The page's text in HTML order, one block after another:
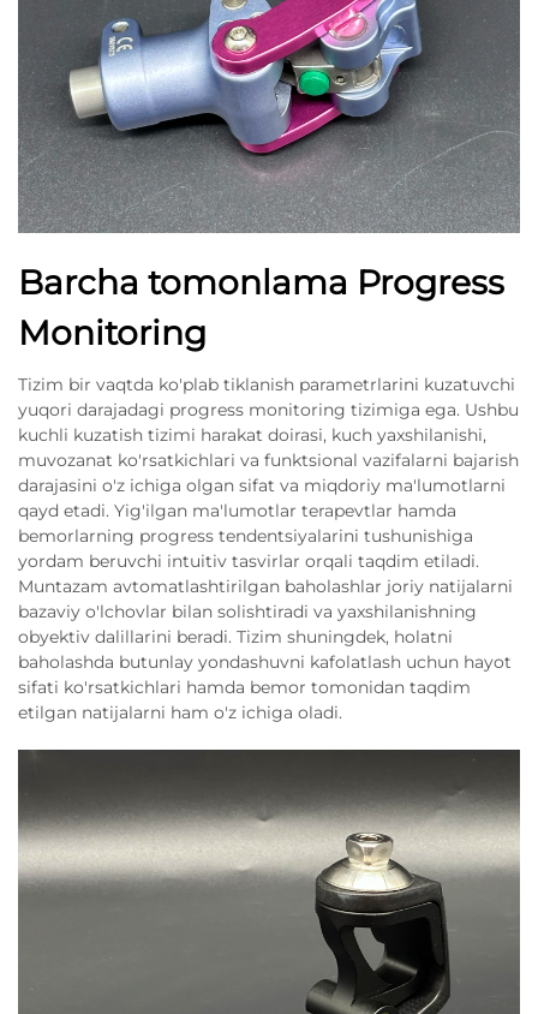
Barcha tomonlama Progress
Monitoring
Tizim bir vaqtda ko'plab tiklanish parametrlarini kuzatuvchi
yuqori darajadagi progress monitoring tizimiga ega. Ushbu
kuchli kuzatish tizimi harakat doirasi, kuch yaxshilanishi,
muvozanat ko'rsatkichlari va funktsional vazifalarni bajarish
darajasini o'z ichiga olgan sifat va miqdoriy ma'lumotlarni
qayd etadi. Yig'ilgan ma'lumotlar terapevtlar hamda
bemorlarning progress tendentsiyalarini tushunishiga
yordam beruvchi intuitiv tasvirlar orqali taqdim etiladi.
Muntazam avtomatlashtirilgan baholashlar joriy natijalarni
bazaviy o'lchovlar bilan solishtiradi va yaxshilanishning
obyektiv dalillarini beradi. Tizim shuningdek, holatni
baholashda butunlay yondashuvni kafolatlash uchun hayot
sifati ko'rsatkichlari hamda bemor tomonidan taqdim
etilgan natijalarni ham o'z ichiga oladi.